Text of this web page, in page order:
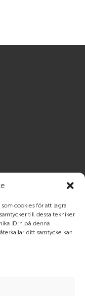
cookies för att lagra
till dessa tekniker
ID:n på denna
ditt samtycke kan